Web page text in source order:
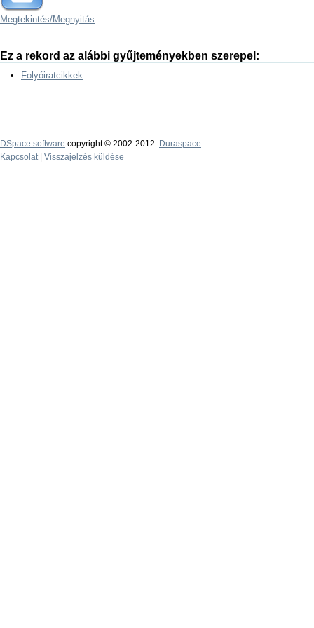
Megtekintés/Megnyitás
Ez a rekord az alábbi gyűjteményekben szerepel:
Folyóiratcikkek
DSpace software copyright © 2002-2012
Duraspace
Kapcsolat| Visszajelzés küldése